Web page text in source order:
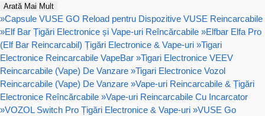
Arată Mai Mult
»Capsule VUSE GO Reload pentru Dispozitive VUSE Reincarcabile
»Elf Bar Țigări Electronice și Vape-uri Reîncărcabile »Elfbar Elfa Pro
(Elf Bar Reincarcabil) Țigări Electronice & Vape-uri »Tigari
Electronice Reincarcabile VapeBar »Tigari Electronice VEEV
Reincarcabile (Vape) De Vanzare »Tigari Electronice Vozol
Reincarcabile (Vape) De Vanzare »Vape-uri Reincarcabile & Țigări
Electronice Reîncărcabile »Vape-uri Reincarcabile Cu Incarcator
»VOZOL Switch Pro Țigări Electronice & Vape-uri »VUSE Go